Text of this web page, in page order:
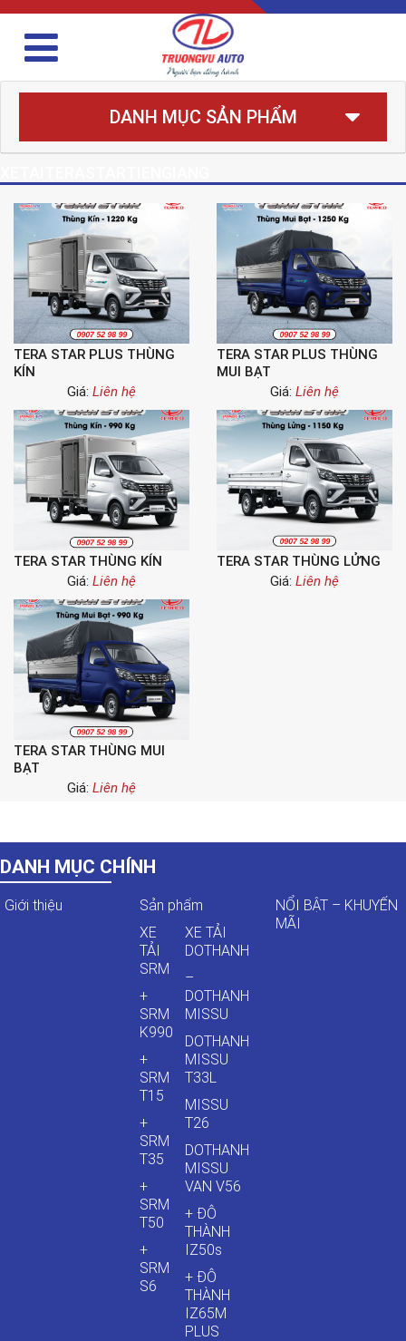
DANH MỤC SẢN PHẨM
TERA STAR PLUS THÙNG
KÍN
Giá: Liên hệ
TERA STAR PLUS THÙNG
MUI BẠT
Giá: Liên hệ
TERA STAR THÙNG KÍN
Giá: Liên hệ
TERA STAR THÙNG LỬNG
Giá: Liên hệ
TERA STAR THÙNG MUI
BẠT
Giá: Liên hệ
DANH MỤC CHÍNH
Giới thiệu
Sản phẩm
XE
TẢI
SRM
+
SRM
K990
+
SRM
T15
+
SRM
T35
+
SRM
T50
+
SRM
S6
XE TẢI
DOTHANH
–
DOTHANH
MISSU
DOTHANH
MISSU
T33L
MISSU
T26
DOTHANH
MISSU
VAN V56
+ ĐÔ
THÀNH
IZ50s
+ ĐÔ
THÀNH
IZ65M
PLUS
NỔI BẬT – KHUYẾN
MÃI